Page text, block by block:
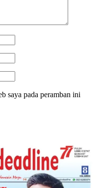
saya pada peramban ini